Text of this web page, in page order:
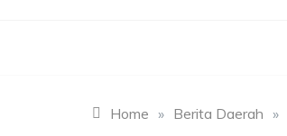
Home » Berita Daerah »